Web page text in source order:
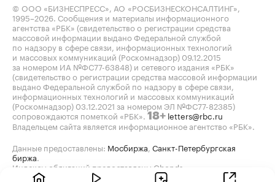
© ООО «БИЗНЕСПРЕСС», АО «РОСБИЗНЕСКОНСАЛТИНГ»,
1995–2026 . Сообщения и материалы информационного
агентства «РБК» (свидетельство о регистрации средства
массовой информации выдано Федеральной службой
по надзору в сфере связи, информационных технологий
и массовых коммуникаций (Роскомнадзор) 09.12.2015
за номером ИА №ФС77-63848) и сетевого издания «РБК»
(свидетельство о регистрации средства массовой информации
выдано Федеральной службой по надзору в сфере связи,
информационных технологий и массовых коммуникаций
(Роскомнадзор) 03.12.2021 за номером ЭЛ №ФС77-82385)
сопровождаются пометкой «РБК». 18+ letters@rbc.ru
Владельцем сайта является информационное агентство «РБК».
Данные предоставлены: Мосбиржа Санкт-Петербургская
биржа
Индексы облигаций предоставлены Cbonds.